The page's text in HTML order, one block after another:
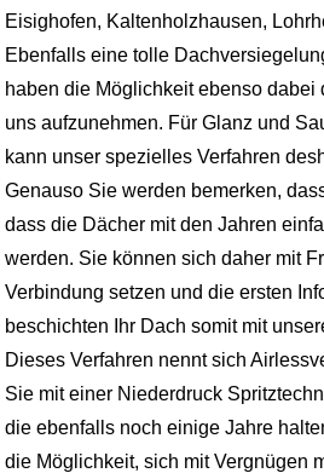
Eisighofen, Kaltenholzhausen,
Ebenfalls eine tolle
haben die Möglichkeit ebenso dabei
uns aufzunehmen. Für Glanz und
kann unser spezielles Verfahren
Genauso Sie werden bemerken,
dass die Dächer mit den Jahren
werden. Sie können sich daher mit
Verbindung setzen und die ersten
beschichten Ihr Dach somit mit
Dieses Verfahren nennt sich
Sie mit einer Niederdruck
die ebenfalls noch einige Jahre
die Möglichkeit, sich mit Vergnügen